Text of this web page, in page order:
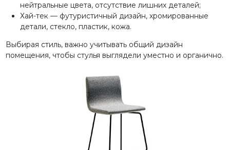
нейтральные цвета, отсутствие лишних деталей;
Хай-тек — футуристичный дизайн, хромированные
детали, стекло, пластик, кожа.
Выбирая стиль, важно учитывать общий дизайн
помещения, чтобы стулья выглядели уместно и органично.